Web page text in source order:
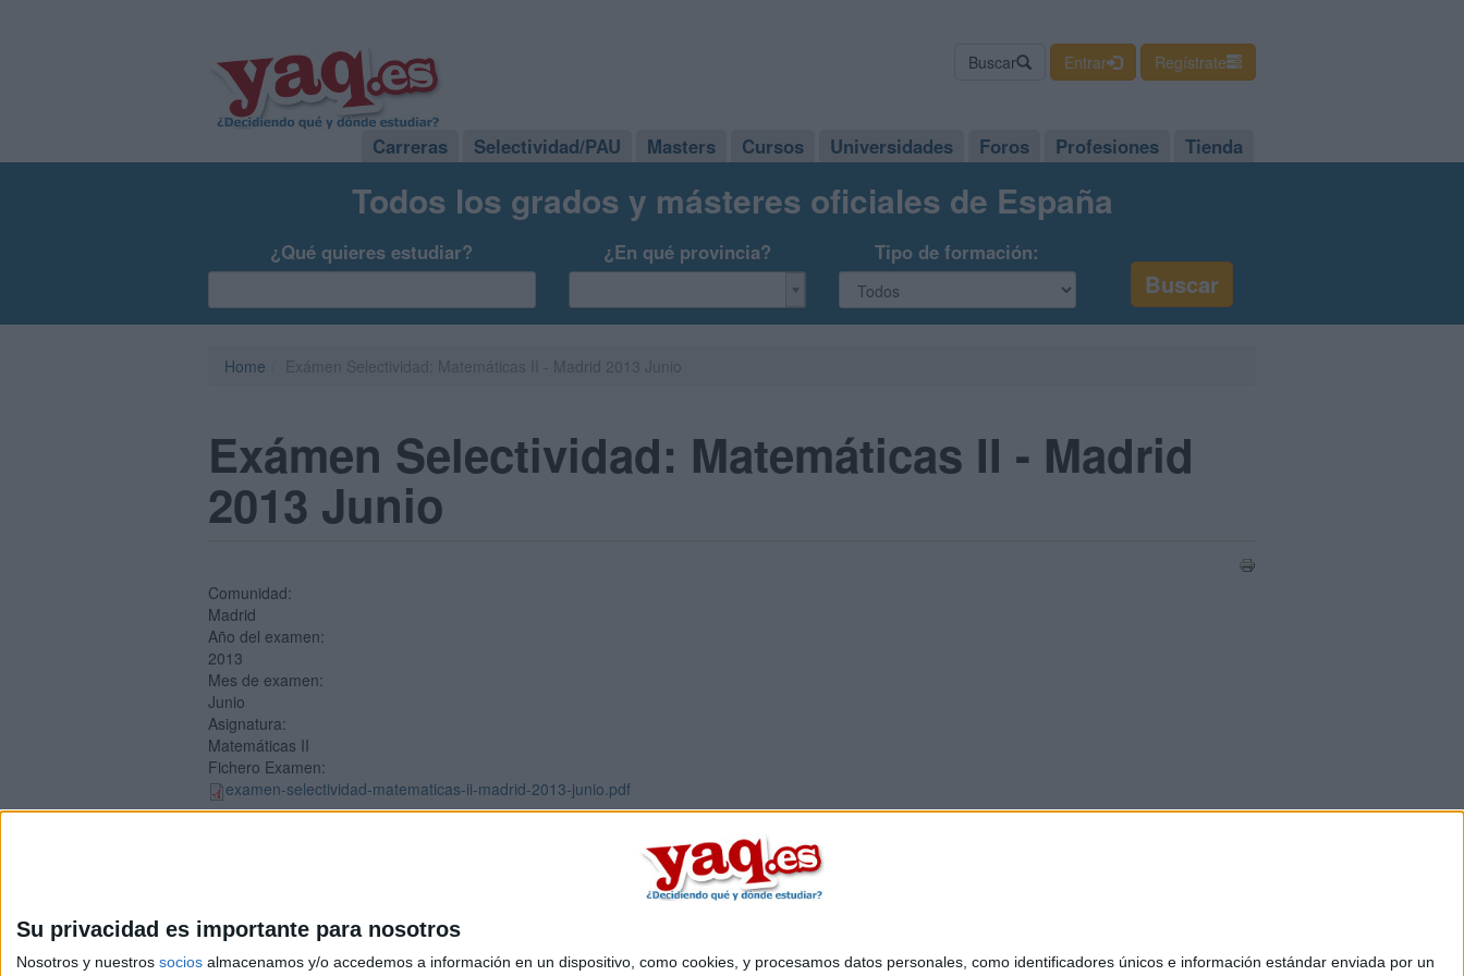
Su privacidad es importante para nosotros
Nosotros y nuestros socios almacenamos y/o accedemos a información en un dispositivo, como cookies, y procesamos datos personales, como identificadores únicos e información estándar enviada por un
Buscar Entrar Regístrate
Carreras Selectividad/PAU Masters Cursos Universidades Foros Profesiones Tienda
Todos los grados y másteres oficiales de España
¿Qué quieres estudiar? ¿En qué provincia? Tipo de formación:
Home
Exámen Selectividad: Matemáticas II - Madrid
2013 Junio
Comunidad:
Madrid
Año del examen:
2013
Mes de examen:
Junio
Asignatura:
Matemáticas II
Fichero Examen:
examen-selectividad-matematicas-ii-madrid-2013-junio.pdf
Quiénes somos|Contactar|Anúnciate